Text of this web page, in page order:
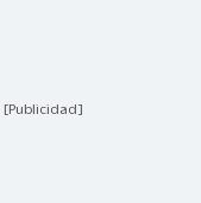
[Publicidad]